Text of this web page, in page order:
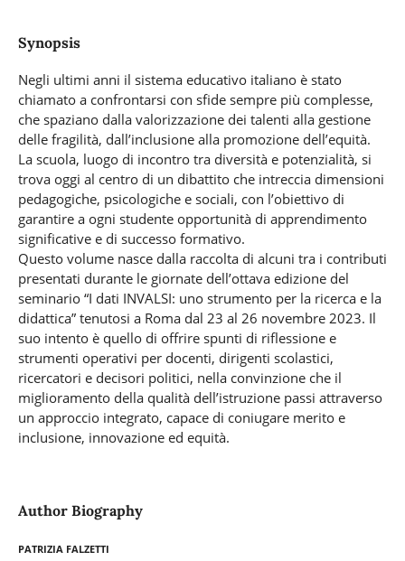
Synopsis
Negli ultimi anni il sistema educativo italiano è stato
chiamato a confrontarsi con sfide sempre più complesse,
che spaziano dalla valorizzazione dei talenti alla gestione
delle fragilità, dall’inclusione alla promozione dell’equità.
La scuola, luogo di incontro tra diversità e potenzialità, si
trova oggi al centro di un dibattito che intreccia dimensioni
pedagogiche, psicologiche e sociali, con l’obiettivo di
garantire a ogni studente opportunità di apprendimento
significative e di successo formativo.
Questo volume nasce dalla raccolta di alcuni tra i contributi
presentati durante le giornate dell’ottava edizione del
seminario “I dati INVALSI: uno strumento per la ricerca e la
didattica” tenutosi a Roma dal 23 al 26 novembre 2023. Il
suo intento è quello di offrire spunti di riflessione e
strumenti operativi per docenti, dirigenti scolastici,
ricercatori e decisori politici, nella convinzione che il
miglioramento della qualità dell’istruzione passi attraverso
un approccio integrato, capace di coniugare merito e
inclusione, innovazione ed equità.
Author Biography
Patrizia Falzetti